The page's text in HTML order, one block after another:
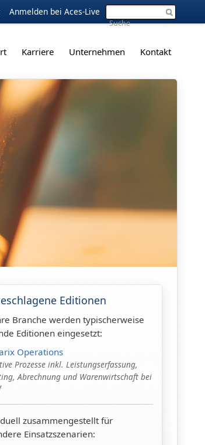
Anmelden bei Aces-Live
Karriere Unternehmen Kontakt
Editionen
Branche werden typischerweise
Editionen eingesetzt:
Operations
Prozesse inkl. Leistungserfassung,
Abrechnung und Warenwirtschaft bei
zusammengestellt für
Einsatzszenarien: